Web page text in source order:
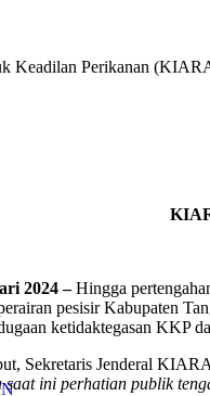
Keadilan Perikanan
2024 –Hingga
pesisir Kabupaten
ketidaktegasan KKP
Sekretaris Jenderal
saat ini perhatian publik